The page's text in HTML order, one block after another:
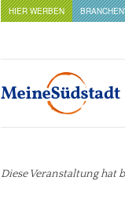
HIER WERBEN
Diese Veranstaltung hat